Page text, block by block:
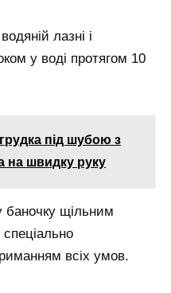
лазні і
у воді протягом 10
під шубою з
на швидку руку
баночку щільним
всіх умов.